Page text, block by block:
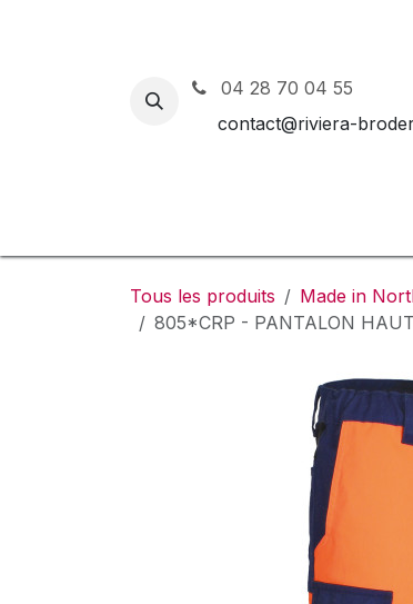
04 28 70 04 55
contact@riviera-
Tous les produits
Made in
805*CRP - PANTALON